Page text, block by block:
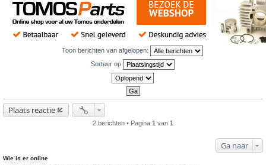
Toon berichten van afgelopen:
Sorteer op
Plaats reactie
2 berichten • Pagina 1 van 1
Ga naar
Wie is er online